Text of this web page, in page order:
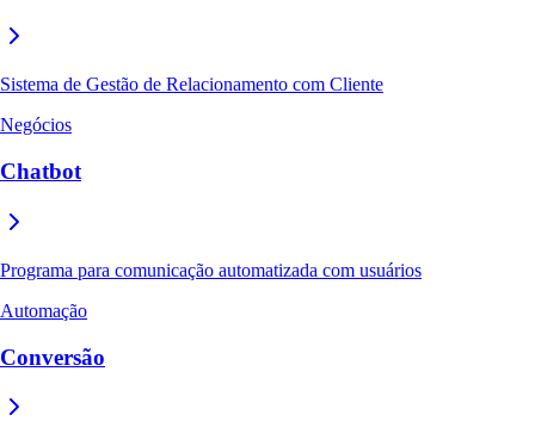
Sistema de Gestão de Relacionamento com Cliente
Negócios
Chatbot
Programa para comunicação automatizada com usuários
Automação
Conversão